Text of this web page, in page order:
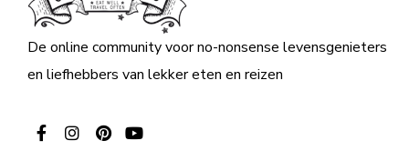
De online community voor no-nonsense levensgenieters
en liefhebbers van lekker eten en reizen